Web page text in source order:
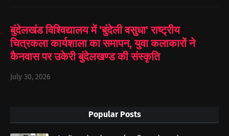
बुंदेलखंड विश्विद्यालय में 'बुंदेली वसुधा' राष्ट्रीय
चित्रकला कार्यशाला का समापन, युवा कलाकारों ने
कैनवास पर उकेरी बुंदेलखण्ड की संस्कृति
July 30, 2026
Popular Posts